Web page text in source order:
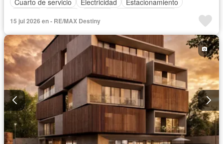
Sin amoblar
15 jul 2026 en - RE/MAX Destiny